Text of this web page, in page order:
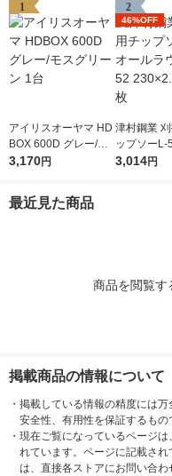
1
アイリスオーヤマ HD
BOX 600D グレー/モ
スグリーン 1台
3,170円
2
46%OFF
津村鋼業
ップソーL-
ラウンド L-
3,014円
最近見た商品
商品を閲覧す
掲載商品の情報について
・ 掲載している情報の精度には万
安全性、有用性を保証するもの
・ 現在ご覧になっているページ
れています。ページに記載さ
は、直接各ストアにお問い合わ